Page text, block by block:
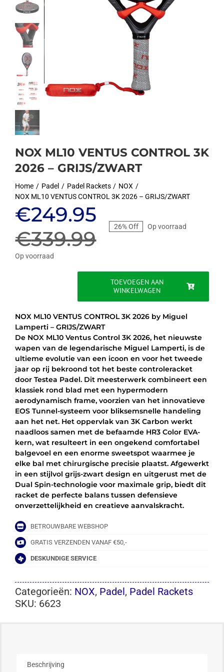
NOX ML10 VENTUS CONTROL 3K
2026 – GRIJS/ZWART
Home Padel Padel Rackets
NOX
NOX ML10 VENTUS CONTROL 3K 2026 – GRIJS/ZWART
€339.99
Oorspronkelijke
prijs
€339.99.
€249.95
Huidige
prijs
€249.95.
26% Off Op voorraad
Op voorraad
CONTROL
GRIJS/ZWART
aantal
TOEVOEGEN AAN
WINKELWAGEN
NOX ML10 VENTUS CONTROL 3K 2026 by Miguel
Lamperti – GRIJS/ZWART
De NOX ML10 Ventus Control 3K 2026, het nieuwste
wapen van de legendarische Miguel Lamperti, is de
ultieme evolutie van een icoon en voor het tweede
jaar op rij bekroond tot het beste controleracket
door Testea Padel. Dit meesterwerk combineert een
klassiek rond blad met een hypermodern
aerodynamisch frame, voorzien van het innovatieve
EOS Tunnel-systeem voor bliksemsnelle handeling
aan het net. Het oppervlak van 3K Carbon werkt
naadloos samen met de befaamde HR3 Color EVA-
kern, wat resulteert in een ongekend comfortabel
balgevoel en een enorme sweetspot waarmee je
elke bal met chirurgische precisie plaatst. Afgewerkt
in een stijlvol grijs-zwart design en uitgerust met de
Dual Spin-technologie voor maximale grip, biedt dit
racket de perfecte balans tussen defensieve
onverzettelijkheid en creatieve aanvalskracht.
BETROUWBARE WEBSHOP
GRATIS VERZENDEN VANAF €50,-
DESKUNDIGE SERVICE
Categorieën: NOX, Padel, Padel Rackets
SKU: 6623
Beschrijving